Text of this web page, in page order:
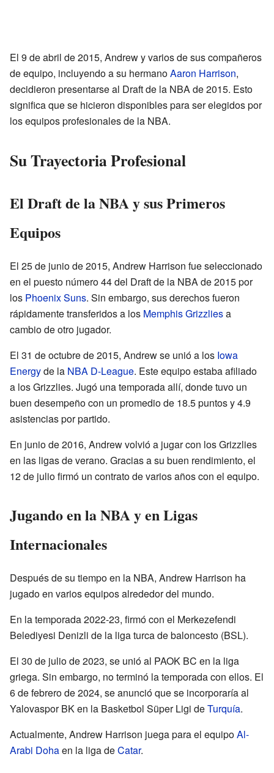
El 9 de abril de 2015, Andrew y varios de sus compañeros
de equipo, incluyendo a su hermanoAaron Harrison,
decidieron presentarse al Draft de la NBA de 2015. Esto
significa que se hicieron disponibles para ser elegidos por
los equipos profesionales de la NBA.
Su Trayectoria Profesional
El Draft de la NBA y sus Primeros
Equipos
El 25 de junio de 2015, Andrew Harrison fue seleccionado
en el puesto número 44 del Draft de la NBA de 2015 por
los Phoenix Suns. Sin embargo, sus derechos fueron
rápidamente transferidos a los Memphis Grizzliesa
cambio de otro jugador.
El 31 de octubre de 2015, Andrew se unió a los Iowa
Energyde la NBA D-League. Este equipo estaba afiliado
a los Grizzlies. Jugó una temporada allí, donde tuvo un
buen desempeño con un promedio de 18.5 puntos y 4.9
asistencias por partido.
En junio de 2016, Andrew volvió a jugar con los Grizzlies
en las ligas de verano. Gracias a su buen rendimiento, el
12 de julio firmó un contrato de varios años con el equipo.
Jugando en la NBA y en Ligas
Internacionales
Después de su tiempo en la NBA, Andrew Harrison ha
jugado en varios equipos alrededor del mundo.
En la temporada 2022-23, firmó con el Merkezefendi
Belediyesi Denizli de la liga turca de baloncesto (BSL).
El 30 de julio de 2023, se unió al PAOK BC en la liga
griega. Sin embargo, no terminó la temporada con ellos. El
6 de febrero de 2024, se anunció que se incorporaría al
Yalovaspor BK en la Basketbol Süper Ligi deTurquía.
Actualmente, Andrew Harrison juega para el equipoAl-
Arabi Dohaen la liga deCatar.